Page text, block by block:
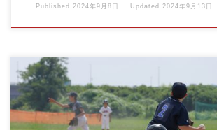
Published
2024年9月8日 Updated 2024年9月13日